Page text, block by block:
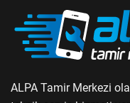
ALPA Tamir Merkezi